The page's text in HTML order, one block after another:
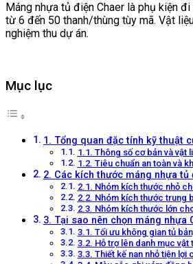
Máng nhựa tủ điện Chaer là phụ kiện
từ 6 đến 50 thanh/thùng tùy mã. Vật
nghiệm thu dự án.
Mục lục
1. Tổng quan đặc tính kỹ thuật
1.1. Thông số cơ bản và vật
1.2. Tiêu chuẩn an toàn và
2. Các kích thước máng nhựa
2.1. Nhóm kích thước nhỏ
2.2. Nhóm kích thước trung
2.3. Nhóm kích thước lớn
3. Tại sao nên chọn máng nhựa
3.1. Tối ưu không gian tủ
3.2. Hỗ trợ lên danh mục vật
3.3. Thiết kế nan nhỏ tiện lợi